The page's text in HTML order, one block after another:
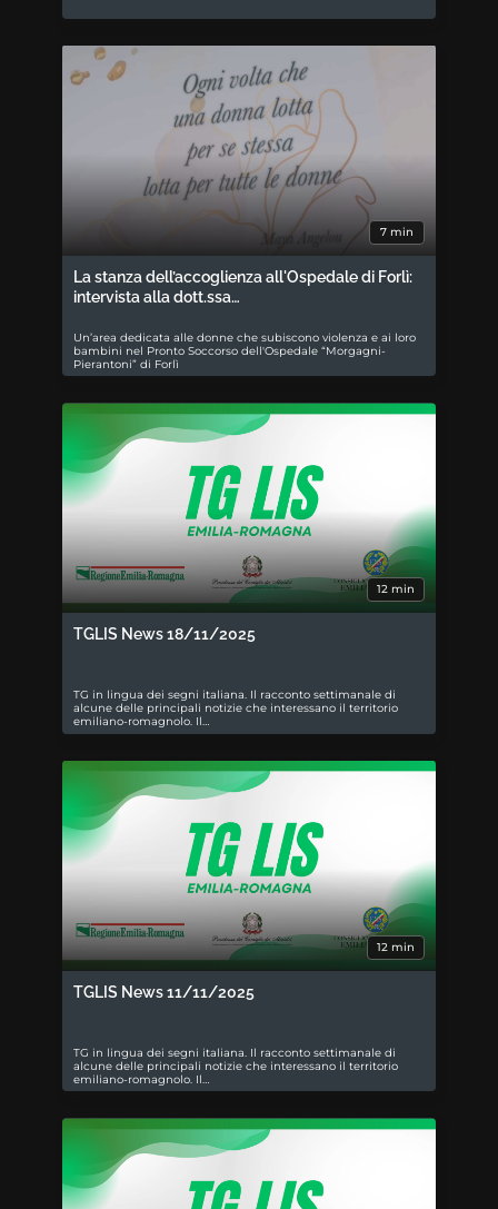
7 min
La stanza dell’accoglienza all'Ospedale di Forlì:
intervista alla dott.ssa…
Un’area dedicata alle donne che subiscono violenza e ai loro
bambini nel Pronto Soccorso dell'Ospedale “Morgagni-
Pierantoni” di Forlì
12 min
TGLIS News 18/11/2025
TG in lingua dei segni italiana. Il racconto settimanale di
alcune delle principali notizie che interessano il territorio
emiliano-romagnolo. Il…
12 min
TGLIS News 11/11/2025
TG in lingua dei segni italiana. Il racconto settimanale di
alcune delle principali notizie che interessano il territorio
emiliano-romagnolo. Il…